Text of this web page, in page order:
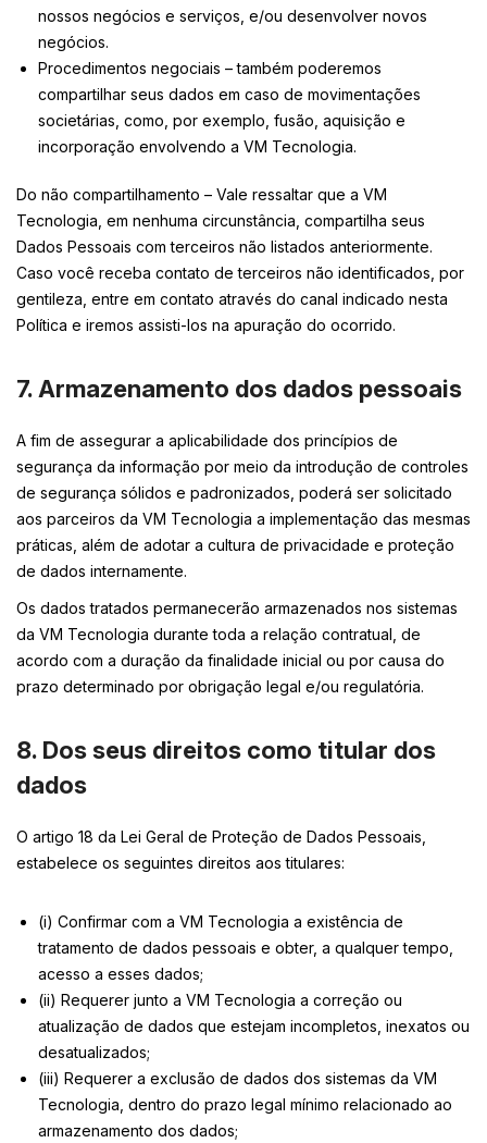
nossos negócios e serviços, e/ou desenvolver novos
negócios.
Procedimentos negociais – também poderemos
compartilhar seus dados em caso de movimentações
societárias, como, por exemplo, fusão, aquisição e
incorporação envolvendo a VM Tecnologia.
Do não compartilhamento – Vale ressaltar que a VM
Tecnologia, em nenhuma circunstância, compartilha seus
Dados Pessoais com terceiros não listados anteriormente.
Caso você receba contato de terceiros não identificados, por
gentileza, entre em contato através do canal indicado nesta
Política e iremos assisti-los na apuração do ocorrido.
7. Armazenamento dos dados pessoais
A fim de assegurar a aplicabilidade dos princípios de
segurança da informação por meio da introdução de controles
de segurança sólidos e padronizados, poderá ser solicitado
aos parceiros da VM Tecnologia a implementação das mesmas
práticas, além de adotar a cultura de privacidade e proteção
de dados internamente.
Os dados tratados permanecerão armazenados nos sistemas
da VM Tecnologia durante toda a relação contratual, de
acordo com a duração da finalidade inicial ou por causa do
prazo determinado por obrigação legal e/ou regulatória.
8. Dos seus direitos como titular dos
dados
O artigo 18 da Lei Geral de Proteção de Dados Pessoais,
estabelece os seguintes direitos aos titulares:
(i) Confirmar com a VM Tecnologia a existência de
tratamento de dados pessoais e obter, a qualquer tempo,
acesso a esses dados;
(ii) Requerer junto a VM Tecnologia a correção ou
atualização de dados que estejam incompletos, inexatos ou
desatualizados;
(iii) Requerer a exclusão de dados dos sistemas da VM
Tecnologia, dentro do prazo legal mínimo relacionado ao
armazenamento dos dados;